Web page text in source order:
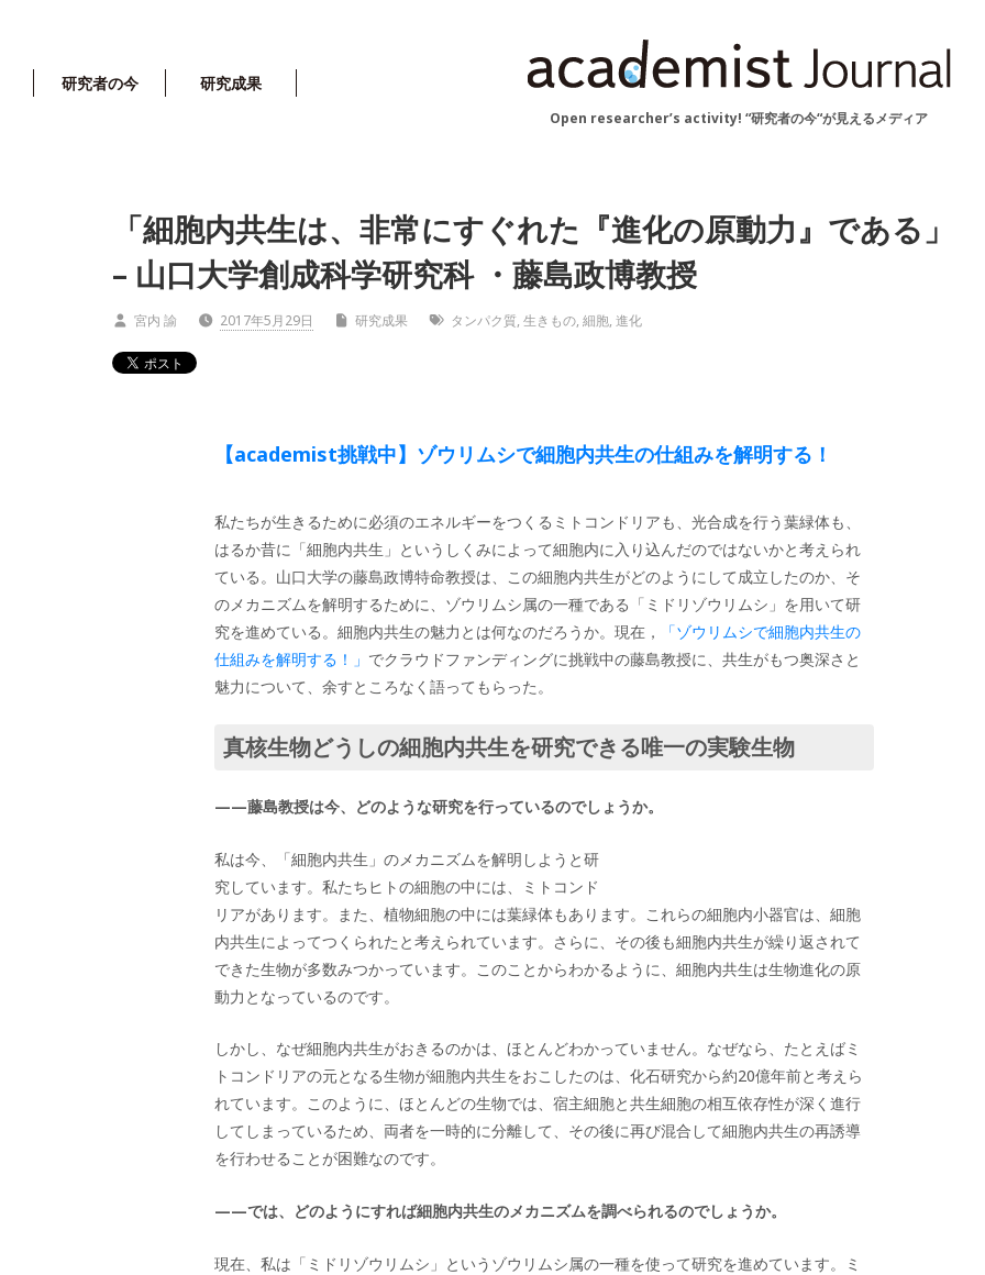
Open researcher’s activity! “研究者の今“が見えるメディア
研究者の今 研究成果
「細胞内共生は、非常にすぐれた『進化の原動力』である」
– 山口大学創成科学研究科 ・藤島政博教授
宮内 諭 2017年5月29日 研究成果 タンパク質, 生きもの, 細胞, 進化
【academist挑戦中】ゾウリムシで細胞内共生の仕組みを解明する！
私たちが生きるために必須のエネルギーをつくるミトコンドリアも、光合成を行う葉緑体も、
はるか昔に「細胞内共生」というしくみによって細胞内に入り込んだのではないかと考えられ
ている。山口大学の藤島政博特命教授は、この細胞内共生がどのようにして成立したのか、そ
のメカニズムを解明するために、ゾウリムシ属の一種である「ミドリゾウリムシ」を用いて研
究を進めている。細胞内共生の魅力とは何なのだろうか。現在，
「ゾウリムシで細胞内共生の
仕組みを解明する！」 でクラウドファンディングに挑戦中の藤島教授に、共生がもつ奥深さと
魅力について、余すところなく語ってもらった。
真核生物どうしの細胞内共生を研究できる唯一の実験生物
——藤島教授は今、どのような研究を行っているのでしょうか。
私は今、「細胞内共生」のメカニズムを解明しようと研
究しています。私たちヒトの細胞の中には、ミトコンド
リアがあります。また、植物細胞の中には葉緑体もあります。これらの細胞内小器官は、細胞
内共生によってつくられたと考えられています。さらに、その後も細胞内共生が繰り返されて
できた生物が多数みつかっています。このことからわかるように、細胞内共生は生物進化の原
動力となっているのです。
しかし、なぜ細胞内共生がおきるのかは、ほとんどわかっていません。なぜなら、たとえばミ
トコンドリアの元となる生物が細胞内共生をおこしたのは、化石研究から約20億年前と考えら
れています。このように、ほとんどの生物では、宿主細胞と共生細胞の相互依存性が深く進行
してしまっているため、両者を一時的に分離して、その後に再び混合して細胞内共生の再誘導
を行わせることが困難なのです。
——では、どのようにすれば細胞内共生のメカニズムを調べられるのでしょうか。
現在、私は「ミドリゾウリムシ」というゾウリムシ属の一種を使って研究を進めています。ミ